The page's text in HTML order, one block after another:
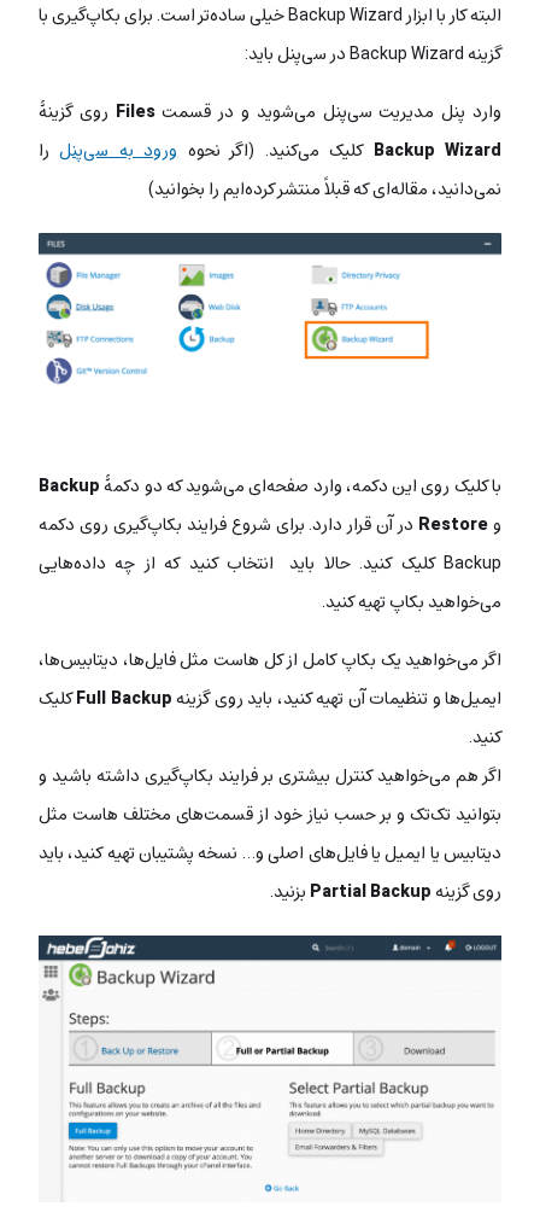
البته کار با ابزار Backup Wizard خیلی ساده‌تر است. برای بکاپ‌گیری با
گزینه Backup Wizard در سی‌پنل باید:
وارد پنل مدیریت سی‌پنل می‌شوید و در قسمتFiles روی گزینۀ
Backup Wizard کلیک می‌کنید. (اگر نحوهورود به سی‌پنلرا
نمی‌دانید، مقاله‌ای که قبلاً منتشر کرده‌ایم را بخوانید)
با کلیک روی این دکمه، وارد صفحه‌ای می‌شوید که دو دکمۀBackup
وRestore در آن قرار دارد. برای شروع فرایند بکاپ‌گیری روی دکمه
Backup کلیک کنید. حالا باید انتخاب کنید که از چه داده‌هایی
می‌خواهید بکاپ تهیه کنید.
اگر می‌خواهید یک بکاپ کامل از کل هاست مثل فایل‌ها، دیتابیس‌ها،
ایمیل‌ها و تنظیمات آن تهیه کنید، باید روی گزینهFull Backupکلیک
کنید.
اگر هم می‌خواهید کنترل بیشتری بر فرایند بکاپ‌گیری داشته باشید و
بتوانید تک‌تک و بر حسب نیاز خود از قسمت‌های مختلف هاست مثل
دیتابیس یا ایمیل یا فایل‌های اصلی و… نسخه پشتیبان تهیه کنید، باید
روی گزینهPartial Backupبزنید.